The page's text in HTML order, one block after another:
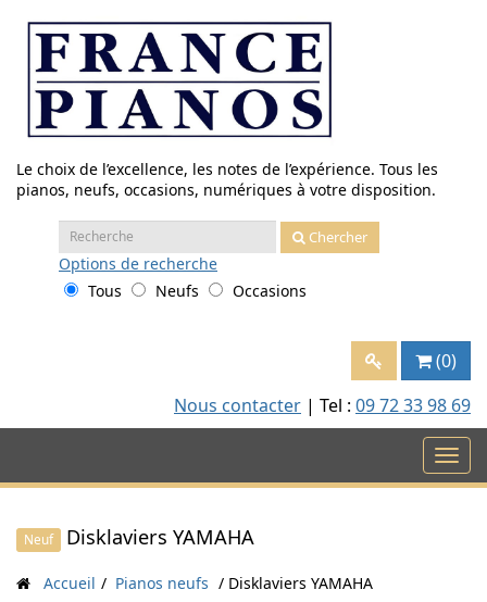
contenu
Le choix de l’excellence, les notes de l’expérience. Tous les
pianos, neufs, occasions, numériques à votre disposition.
Recherche
:
Chercher
Options de recherche
Tous
Neufs Occasions
(0)
Nous contacter | Tel : 09 72 33 98 69
Neuf Disklaviers YAMAHA
Accueil Pianos neufs Disklaviers YAMAHA